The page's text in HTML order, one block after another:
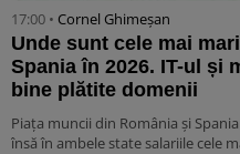
17:00 • Cornel Ghimeșan
Unde sunt cele mai
Spania în 2026. IT-ul și
bine plătite domenii
Piața muncii din România și
însă în ambele state salariile cele